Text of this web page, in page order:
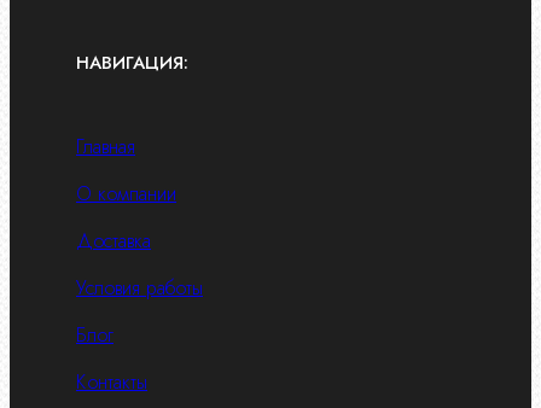
НАВИГАЦИЯ:
Главная
О компании
Доставка
Условия работы
Блог
Контакты